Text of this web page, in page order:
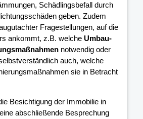
Schädlingsbefall durch
geben. Zudem
Fragestellungen, auf die
ankommt, z.B. welche Umbau-
notwendig oder
auch, welche
sie in Betracht
Besichtigung der Immobilie in
abschließende Besprechung